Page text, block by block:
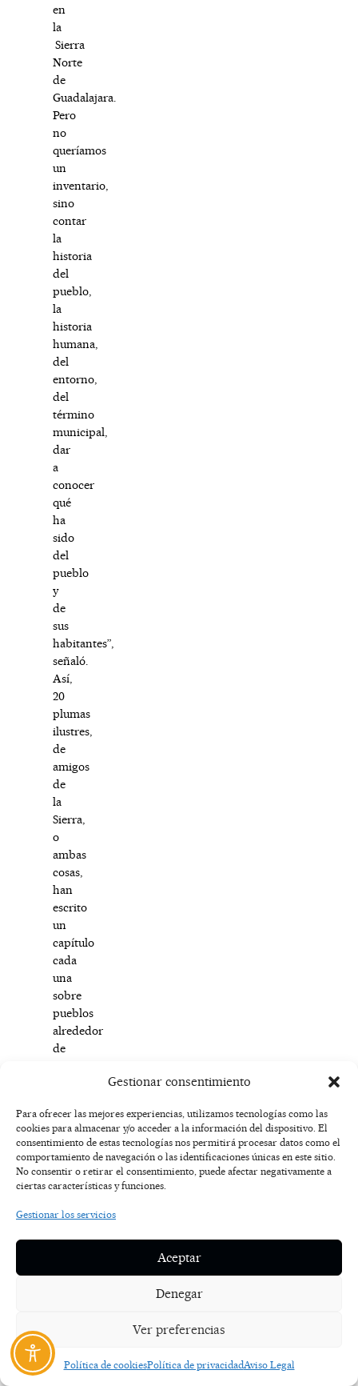
Gestionar consentimiento
Para ofrecer las mejores experiencias, utilizamos tecnologías como las
cookies para almacenar y/o acceder a la información del dispositivo. El
consentimiento de estas tecnologías nos permitirá procesar datos como el
comportamiento de navegación o las identificaciones únicas en este sitio.
No consentir o retirar el consentimiento, puede afectar negativamente a
ciertas características y funciones.
Gestionar los servicios
Aceptar
Denegar
Ver preferencias
Política de cookiesPolítica de privacidadAviso Legal
en
la
Sierra
Norte
de
Guadalajara.
Pero
no
queríamos
un
inventario,
sino
contar
la
historia
del
pueblo,
la
historia
humana,
del
entorno,
del
término
municipal,
dar
a
conocer
qué
ha
sido
del
pueblo
y
de
sus
habitantes”,
señaló.
Así,
20
plumas
ilustres,
de
amigos
de
la
Sierra,
o
ambas
cosas,
han
escrito
un
capítulo
cada
una
sobre
pueblos
alrededor
de
Tobes,
Bujalcayado
o
El
Atance;
los
del
del
La
Vereda